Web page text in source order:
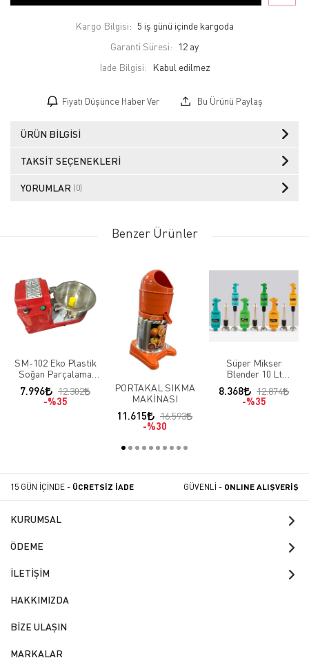
Kargo Bilgisi: 5 iş günü içinde kargoda
Garanti Süresi:
12 ay
İade Bilgisi:
Fiyatı Düşünce Haber Ver Bu Ürünü Paylaş
ÜRÜN BILGISI
TAKSIT SEÇENEKLERI
YORUMLAR (0)
Benzer Ürünler
SM-102 Eko Plastik
Soğan Parçalama
Makinası
7.996
12.302
%35
PORTAKAL SIKMA
MAKİNASI
11.615
16.593
%30
Süper Mikser
Blender 10 Lt
Kapasiteli SM-141/15
S15
8.368
12.874
%35
15 GÜN İÇİNDE - ÜCRETSİZ İADE GÜVENLİ - ONLINE ALIŞVERİŞ
KURUMSAL
ÖDEME
İLETİŞİM
HAKKIMIZDA
BİZE ULAŞIN
MARKALAR